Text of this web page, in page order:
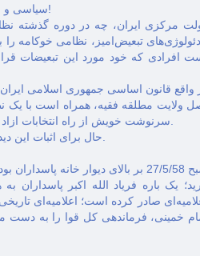
سیاسی و مذهبی و اجتماعی هوادار"اقتدار مطلق مرکزی" روبرو بوده‌ است!
مرکزی ایران، چه در دوره گذشته‌
تبعيض‌امیز، نظامی خوکامه‌
افرادی که خود مورد اين تبعيضات
واقع قانون اساسی جمهوری اسلامی
ولايت مطلقه فقيه، همراه‌ است با یک
یک باره فریاد الله اکبر
صادر کرده است؛ اعلامیه‌اى